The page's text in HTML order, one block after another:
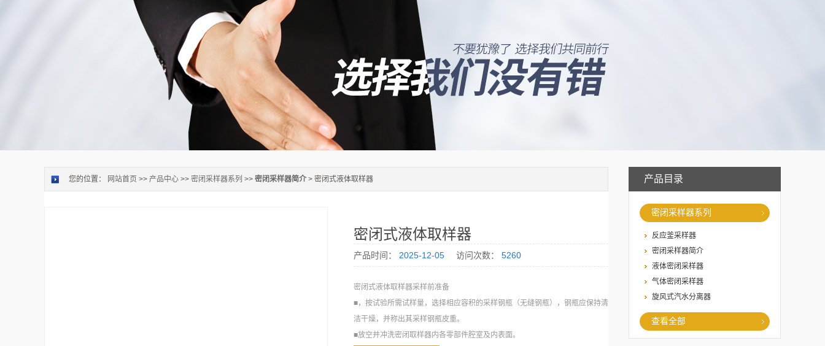
产品目录
密闭采样器系列
反应釜采样器
密闭采样器简介
液体密闭采样器
气体密闭采样器
旋风式汽水分离器
查看全部
您的位置： 网站首页 >> 产品中心 >> 密闭采样器系列 >> 密闭采样器简介 > 密闭式液体取样器
密闭式液体取样器
产品时间： 2025-12-05 访问次数： 5260
密闭式液体取样器采样前准备
■，按试验所需试样量，选择相应容积的采样钢瓶（无缝钢瓶），钢瓶应保持清
洁干燥，并称出其采样钢瓶皮重。
■放空并冲洗密闭取样器内各零部件腔室及内表面。